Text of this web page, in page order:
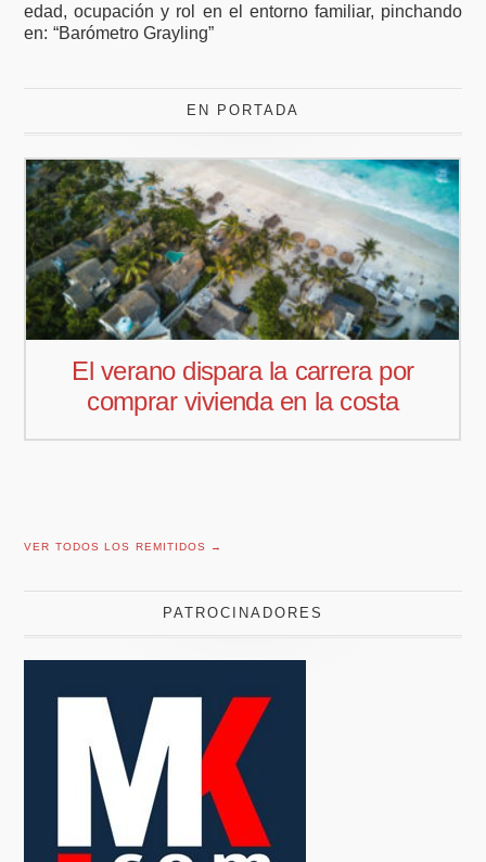
edad, ocupación y rol en el entorno familiar, pinchando
en: “Barómetro Grayling”
EN PORTADA
por
la costa
Pedro Aguiar nuevo
comercial para
VER TODOS LOS REMITIDOS →
PATROCINADORES